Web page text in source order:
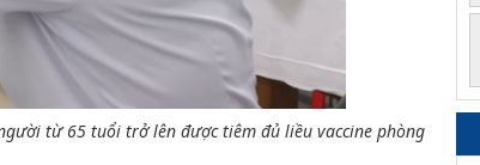
từ 65 tuổi trở lên được tiêm đủ liều vaccine phòng